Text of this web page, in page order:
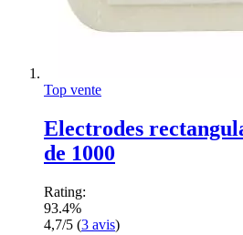
Top vente
Electrodes
de 1000
Rating:
93.4%
4,7/5 (3 avis)